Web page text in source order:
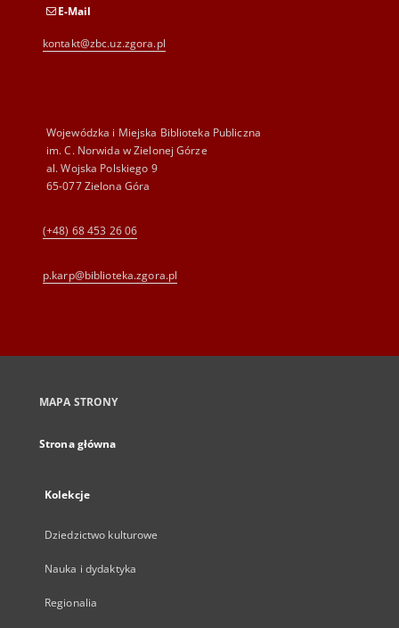
E-Mail
kontakt@zbc.uz.zgora.pl
Wojewódzka i Miejska Biblioteka Publiczna
im. C. Norwida w Zielonej Górze
al. Wojska Polskiego 9
65-077 Zielona Góra
(+48) 68 453 26 06
p.karp@biblioteka.zgora.pl
MAPA STRONY
Strona główna
Kolekcje
Dziedzictwo kulturowe
Nauka i dydaktyka
Regionalia